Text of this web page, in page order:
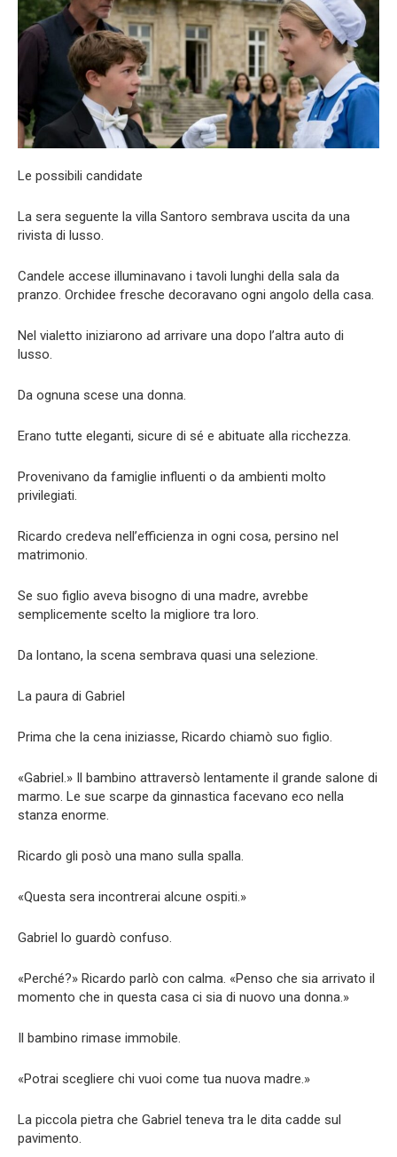
Le possibili candidate
La sera seguente la villa Santoro sembrava uscita da una
rivista di lusso.
Candele accese illuminavano i tavoli lunghi della sala da
pranzo. Orchidee fresche decoravano ogni angolo della casa.
Nel vialetto iniziarono ad arrivare una dopo l’altra auto di
lusso.
Da ognuna scese una donna.
Erano tutte eleganti, sicure di sé e abituate alla ricchezza.
Provenivano da famiglie influenti o da ambienti molto
privilegiati.
Ricardo credeva nell’efficienza in ogni cosa, persino nel
matrimonio.
Se suo figlio aveva bisogno di una madre, avrebbe
semplicemente scelto la migliore tra loro.
Da lontano, la scena sembrava quasi una selezione.
La paura di Gabriel
Prima che la cena iniziasse, Ricardo chiamò suo figlio.
«Gabriel.» Il bambino attraversò lentamente il grande salone di
marmo. Le sue scarpe da ginnastica facevano eco nella
stanza enorme.
Ricardo gli posò una mano sulla spalla.
«Questa sera incontrerai alcune ospiti.»
Gabriel lo guardò confuso.
«Perché?» Ricardo parlò con calma. «Penso che sia arrivato il
momento che in questa casa ci sia di nuovo una donna.»
Il bambino rimase immobile.
«Potrai scegliere chi vuoi come tua nuova madre.»
La piccola pietra che Gabriel teneva tra le dita cadde sul
pavimento.